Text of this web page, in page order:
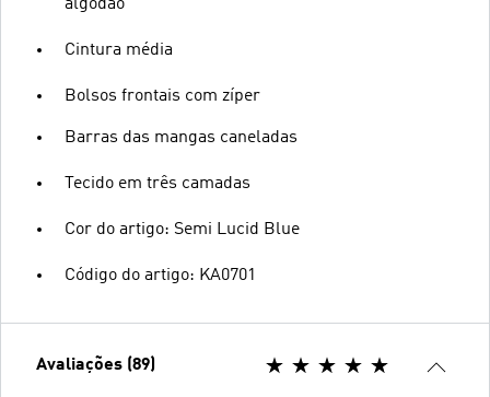
algodão
Cintura média
Bolsos frontais com zíper
Barras das mangas caneladas
Tecido em três camadas
Cor do artigo: Semi Lucid Blue
Código do artigo: KA0701
Avaliações (89)